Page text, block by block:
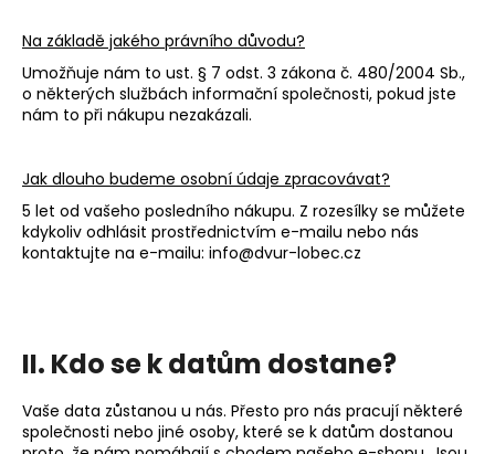
Na základě jakého právního důvodu?
Umožňuje nám to ust. § 7 odst. 3 zákona č. 480/2004 Sb.,
o některých službách informační společnosti, pokud jste
nám to při nákupu nezakázali.
Jak dlouho budeme osobní údaje zpracovávat?
5 let od vašeho posledního nákupu. Z rozesílky se můžete
kdykoliv odhlásit prostřednictvím e-mailu nebo nás
kontaktujte na e-mailu: info@dvur-lobec.cz
II. Kdo se k datům dostane?
Vaše data zůstanou u nás. Přesto pro nás pracují některé
společnosti nebo jiné osoby, které se k datům dostanou